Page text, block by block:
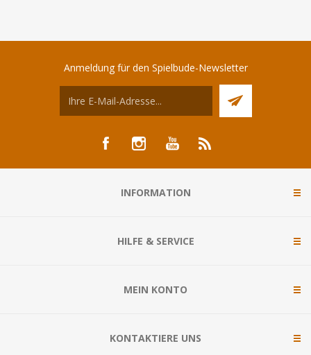
Anmeldung für den Spielbude-Newsletter
INFORMATION
HILFE & SERVICE
MEIN KONTO
KONTAKTIERE UNS